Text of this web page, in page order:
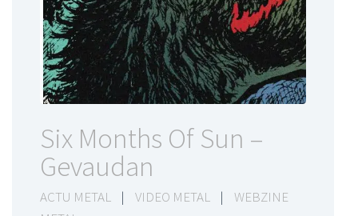
Six Months Of Sun –
Gevaudan
ACTU METAL | VIDEO METAL |
WEBZINE